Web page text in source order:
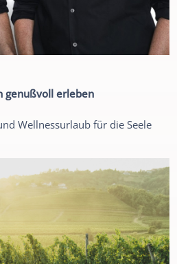
genußvoll erleben
Wellnessurlaub für die Seele